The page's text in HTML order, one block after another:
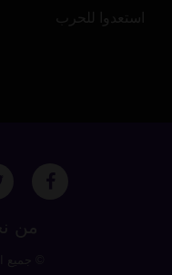
استعدوا للحرب